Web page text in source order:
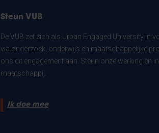
Steun VUB
De VUB zet zich als Urban Engaged University in
via onderzoek, onderwijs en maatschappelijke
ons dit engagement aan. Steun onze werking en
maatschappij.
Ik doe mee